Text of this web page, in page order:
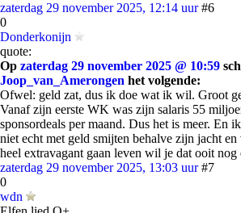
zaterdag 29 november 2025, 12:14 uur #6
0
Donderkonijn
quote:
Op zaterdag 29 november 2025 @ 10:59
Joop_van_Amerongen het volgende:
Ofwel: geld zat, dus ik doe wat ik wil. Groot
Vanaf zijn eerste WK was zijn salaris 55
sponsordeals per maand. Dus het is meer. En
niet echt met geld smijten behalve zijn jacht
heel extravagant gaan leven wil je dat ooit
zaterdag 29 november 2025, 13:03 uur #7
0
wdn